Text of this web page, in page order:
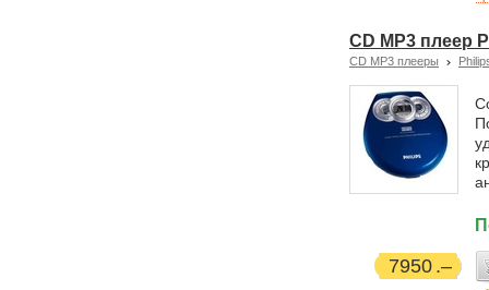
CD MP3 плеер
CD MP3 плееры
7950